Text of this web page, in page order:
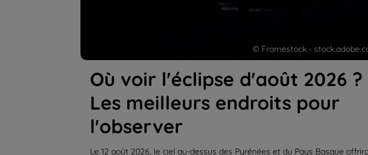
© Framestock -
Où voir l'éclipse d'août 2026 ?
Les meilleurs endroits pour
l'observer
Le 12 août 2026, le ciel au-dessus des Pyrénées et du Pays Basque